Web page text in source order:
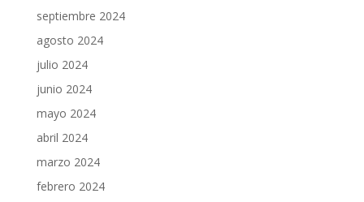
septiembre 2024
agosto 2024
julio 2024
junio 2024
mayo 2024
abril 2024
marzo 2024
febrero 2024